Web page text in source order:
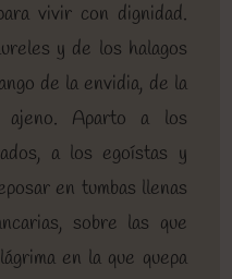
vivir con dignidad.
y de los halagos
de la envidia, de la
ajeno. Aparto a los
a los egoístas y
en tumbas llenas
sobre las que
en la que quepa